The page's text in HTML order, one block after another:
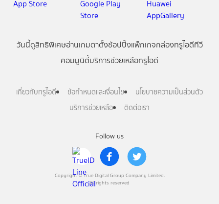
Follow us
Copyright © True Digital Group Company Limited.
All rights reserved
วันนี้ดูสิทธิพิเศษอ่านเกมตาตั้งช้อปปิ้งแพ็กเกจกล่องทรูไอดีทีวี
คอมมูนิตี้บริการช่วยเหลือทรูไอดี
เกี่ยวกับทรูไอดี ข้อกำหนดและเงื่อนไข
นโยบายความเป็นส่วนตัว
บริการช่วยเหลือ
ติดต่อเรา